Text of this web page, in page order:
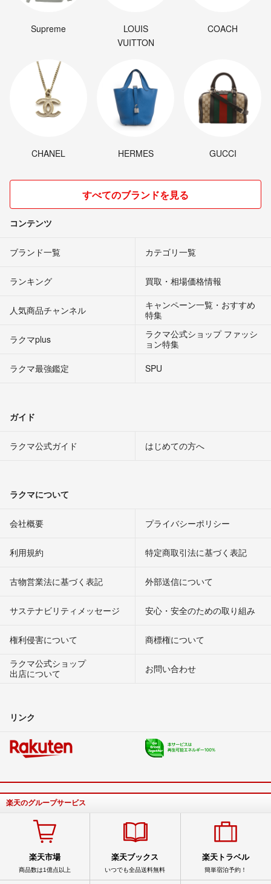
Supreme
LOUIS
VUITTON
COACH
CHANEL HERMES GUCCI
すべてのブランドを見る
コンテンツ
ブランド一覧 カテゴリ一覧
ランキング 買取・相場価格情報
人気商品チャンネル
キャンペーン一覧・おすすめ
特集
ラクマplus
ラクマ公式ショップ ファッシ
ョン特集
ラクマ最強鑑定
SPU
ガイド
ラクマ公式ガイド はじめての方へ
ラクマについて
会社概要 プライバシーポリシー
利用規約 特定商取引法に基づく表記
古物営業法に基づく表記 外部送信について
サステナビリティメッセージ 安心・安全のための取り組み
権利侵害について
商標権について
ラクマ公式ショップ
出店について
お問い合わせ
リンク
楽天のグループサービス
楽天市場
商品数は1億点以上
楽天ブックス
いつでも全品送料無料
楽天トラベル
簡単宿泊予約！